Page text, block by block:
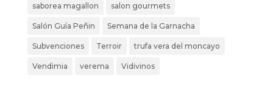
saborea magallon salon gourmets
Salón Guía Peñin Semana de la Garnacha
Subvenciones Terroir trufa vera del moncayo
Vendimia verema Vidivinos